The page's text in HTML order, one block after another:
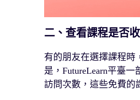
二、查看課程是否
有的朋友在選擇課程時
是，FutureLearn平臺
訪問次數，這些免費的